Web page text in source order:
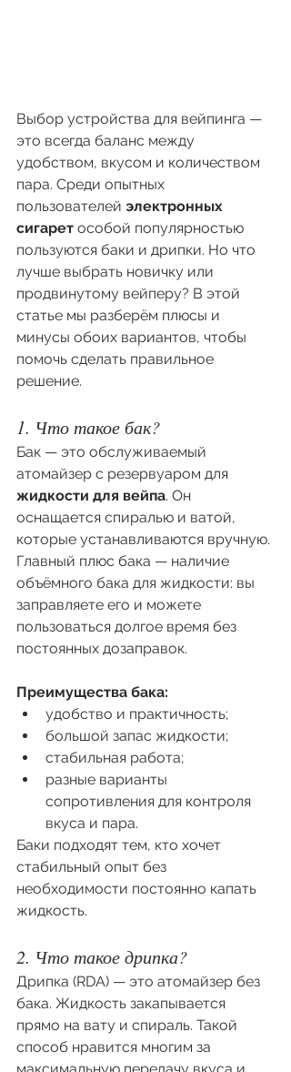
Выбор устройства для вейпинга —
это всегда баланс между
удобством, вкусом и количеством
пара. Среди опытных
пользователей электронных
сигарет особой популярностью
пользуются баки и дрипки. Но что
лучше выбрать новичку или
продвинутому вейперу? В этой
статье мы разберём плюсы и
минусы обоих вариантов, чтобы
помочь сделать правильное
решение.
1. Что такое бак?
Бак — это обслуживаемый
атомайзер с резервуаром для
жидкости для вейпа. Он
оснащается спиралью и ватой,
которые устанавливаются вручную.
Главный плюс бака — наличие
объёмного бака для жидкости: вы
заправляете его и можете
пользоваться долгое время без
постоянных дозаправок.
Преимущества бака:
удобство и практичность;
большой запас жидкости;
стабильная работа;
разные варианты
сопротивления для контроля
вкуса и пара.
Баки подходят тем, кто хочет
стабильный опыт без
необходимости постоянно капать
жидкость.
2. Что такое дрипка?
Дрипка (RDA) — это атомайзер без
бака. Жидкость закапывается
прямо на вату и спираль. Такой
способ нравится многим за